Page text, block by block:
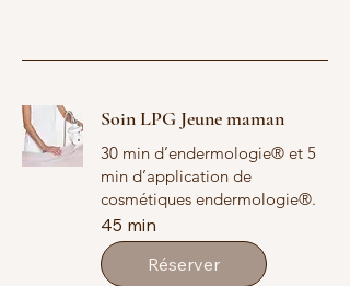
Soin LPG Jeune maman
30 min d’endermologie® et 5
min d’application de
cosmétiques endermologie®.
45 min
Réserver